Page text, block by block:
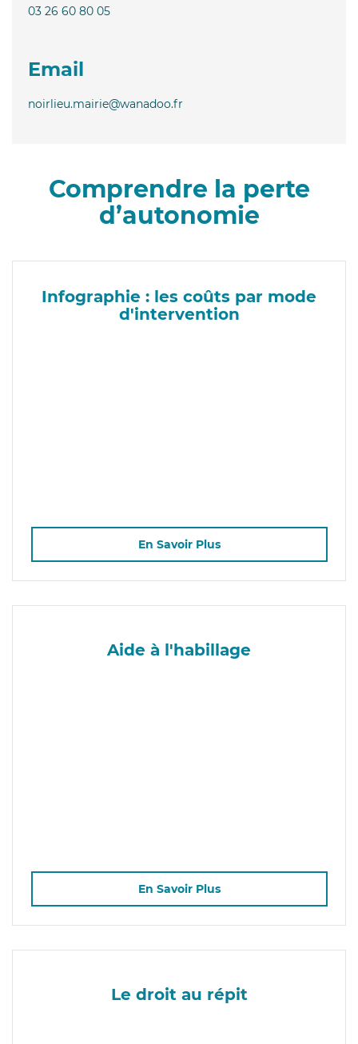
03 26 60 80 05
Email
noirlieu.mairie@wanadoo.fr
Comprendre la perte
d’autonomie
Infographie : les coûts par mode
d'intervention
En Savoir Plus
Aide à l'habillage
En Savoir Plus
Le droit au répit